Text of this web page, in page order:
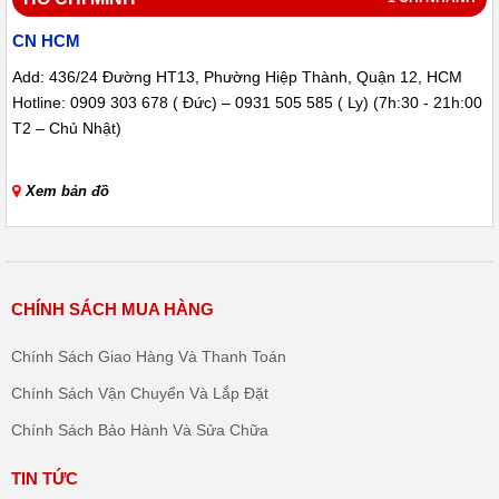
4. Giao hàng, lắp đặt nhanh nhất và bảo hành theo phiếu tại Hồ
Chí Minh, Bình Dương, Đồng Nai,...
5. Mua hàng Online: Giao hàng tại nhà, bảo hành theo
Facebook:https://www.facebook.com/mayruachensg
Youtube:
https://www.youtube.com/channel/UC7Fw5DcwPqtBXD05ZcSGuTw
CN HCM
Add: 436/24 Đường HT13, Phường Hiệp Thành, Quận 12, HCM
Hotline: 0909 303 678 ( Đức) – 0931 505 585 ( Ly) (7h:30 - 21h:00
T2 – Chủ Nhật)
Xem bản đồ
CHÍNH SÁCH MUA HÀNG
Chính Sách Giao Hàng Và Thanh Toán
Chính Sách Vận Chuyển Và Lắp Đặt
Chính Sách Bảo Hành Và Sửa Chữa
TIN TỨC